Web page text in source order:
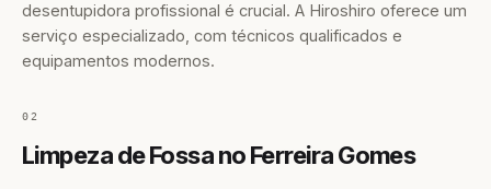
desentupidora profissional é crucial. A Hiroshiro oferece um
serviço especializado, com técnicos qualificados e
equipamentos modernos.
02
Limpeza de Fossa no Ferreira Gomes